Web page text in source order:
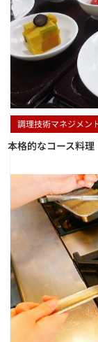
調理技術マネジメン
本格的なコース料理